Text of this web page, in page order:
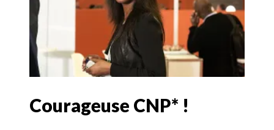
Courageuse CNP* !